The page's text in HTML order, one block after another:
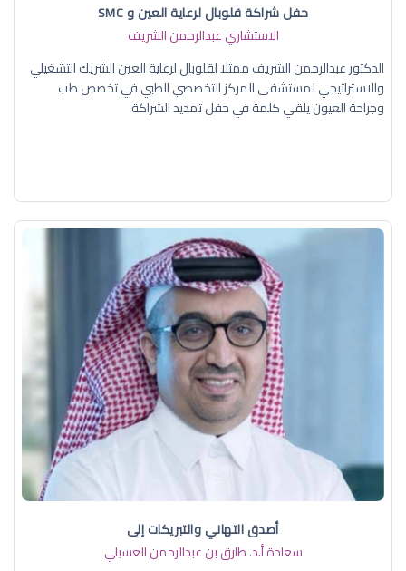
حفل شراكة قلوبال لرعاية العين و SMC
الاستشاري عبدالرحمن الشريف
الدكتور عبدالرحمن الشريف ممثلا لقلوبال لرعاية العين الشريك التشغيلي
والاستراتيجي لمستشفى المركز التخصصي الطبي في تخصص طب
وجراحة العيون يلقي كلمة في حفل تمديد الشراكة
أصدق التهاني والتبريكات إلى
سعادة أ.د. ​طارق بن عبدالرحمن العسبلي